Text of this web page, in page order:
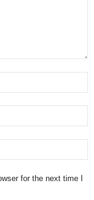
for the next time I